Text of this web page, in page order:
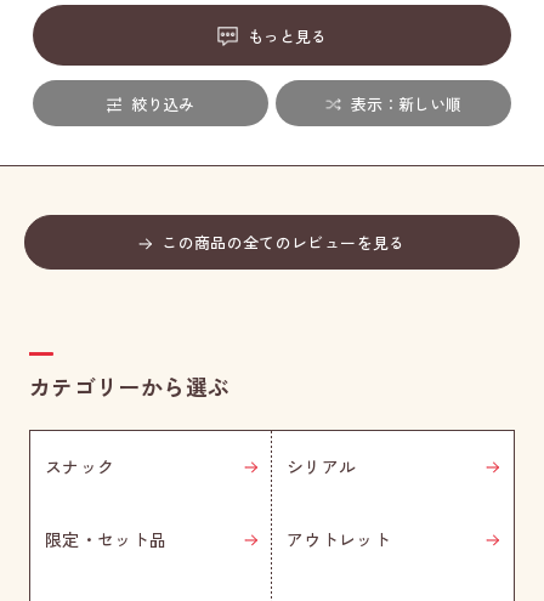
もっと見る
絞り込み 表示：新しい順
この商品の全てのレビューを見る
カテゴリーから選ぶ
スナック シリアル
限定・セット品 アウトレット